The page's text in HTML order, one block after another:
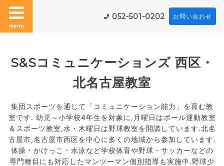
menu
052-501-0202 お問い合わせ
S&Sコミュニケーションズ 西区・
北名古屋教室
集団スポーツを通じて「コミュニケーション能力」を育む教
室です. 幼児～小学校4年生を対象に,月曜日はボール運動教室
＆スポーツ教室,水・木曜日は野球教室を開講しています.北名
古屋市,名古屋市西区を中心に多くの地域から参加しています.
体操・かけっこ・水泳など学校体育や野球・サッカーなどの
専門種目にも対応したマンツーマン個別指導も実施中.野球少